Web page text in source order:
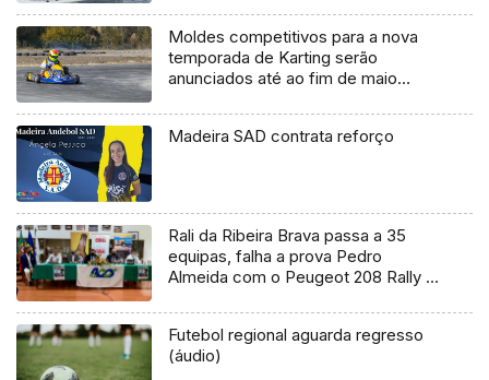
Moldes competitivos para a nova
temporada de Karting serão
anunciados até ao fim de maio
Madeira SAD contrata reforço
Rali da Ribeira Brava passa a 35
equipas, falha a prova Pedro
Almeida com o Peugeot 208 Rally 4
Futebol regional aguarda regresso
(áudio)